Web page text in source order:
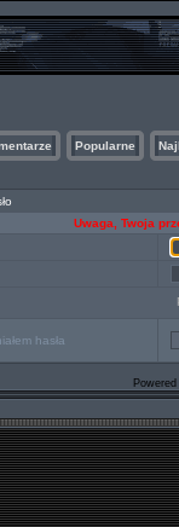
Popularne
Uwaga, Twoja
hasła